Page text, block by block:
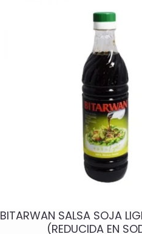
BITARWAN SALSA SOJA
(REDUCIDA EN